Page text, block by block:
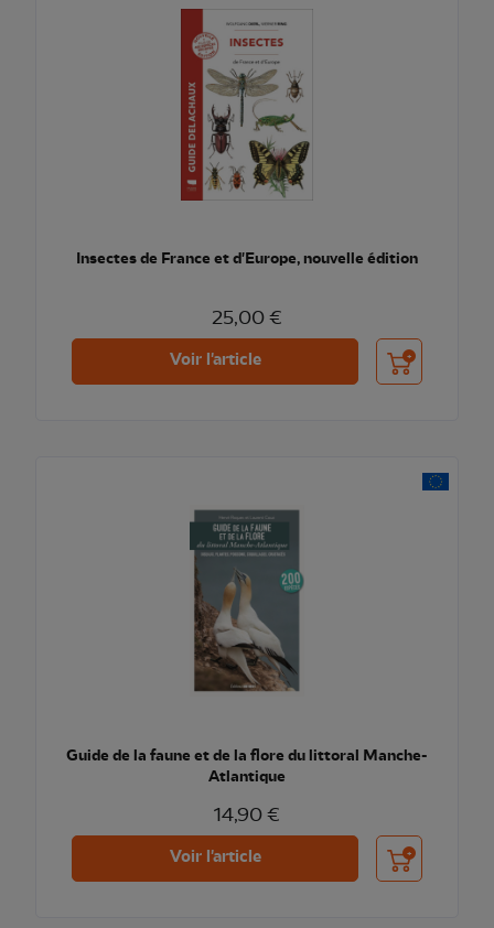
Insectes de France et d'Europe, nouvelle édition
25,00 €
Voir l'article Ajouter au
Guide de la faune et de la flore du littoral Manche-
Atlantique
14,90 €
Voir l'article Ajouter au